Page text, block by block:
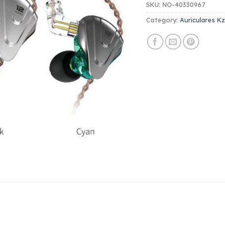
SKU: NO-40330967
Category: Auriculares Kz